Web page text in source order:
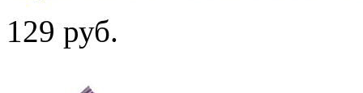
129 руб.